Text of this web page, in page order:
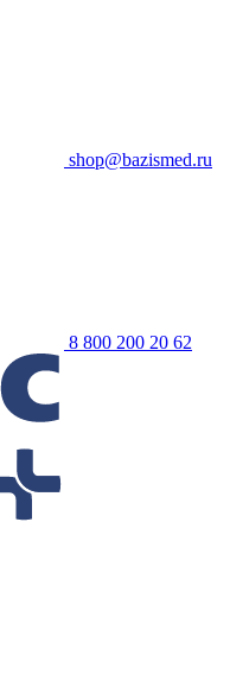
shop@bazismed.ru
8 800 200 20 62